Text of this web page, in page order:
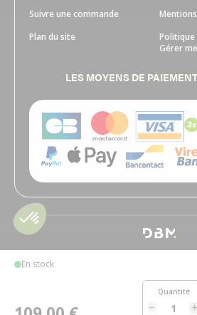
En stock
Quantité
Suivre une commande
Plan du site
Gérer
LES MOYENS DE